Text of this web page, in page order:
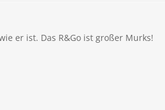
er ist. Das R&Go ist großer Murks!